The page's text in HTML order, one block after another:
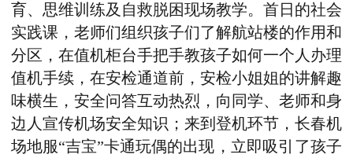
育、思维训练及自救脱困现场教学。首日的社会
实践课，老师们组织孩子们了解航站楼的作用和
分区，在值机柜台手把手教孩子如何一个人办理
值机手续，在安检通道前，安检小姐姐的讲解趣
味横生，安全问答互动热烈，向同学、老师和身
边人宣传机场安全知识；来到登机环节， 长春机
场地服“吉宝”卡通玩偶的出现，立即吸引了孩子